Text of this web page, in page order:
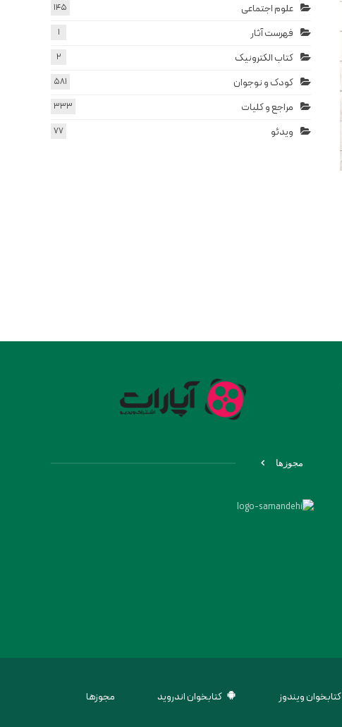
علوم اجتماعی 145
فهرست آثار 1
کتاب الکترونیک 2
کودک و نوجوان 581
مراجع و کلیات 333
ویدئو 77
مجوزها
کتابخوان ویندوز کتابخوان اندروید مجوزها